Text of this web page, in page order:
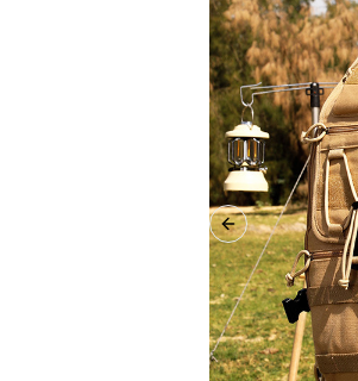
Previous slide